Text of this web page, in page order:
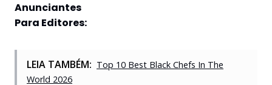
Anunciantes
Para Editores:
LEIA TAMBÉM: Top 10 Best Black Chefs In The
World 2026